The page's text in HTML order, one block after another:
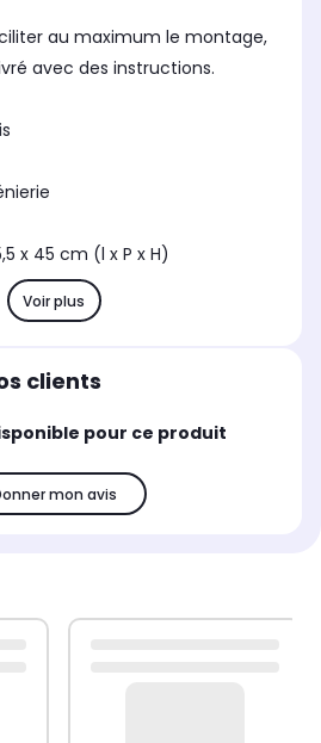
au maximum le montage,
avec des instructions.
x 45 cm (l x P x H)
Voir plus
clients
pour ce produit
mon avis